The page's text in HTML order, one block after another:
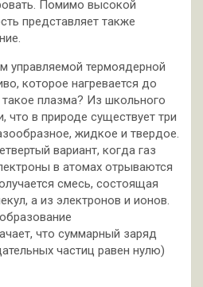
Помимо высокой
представляет также
управляемой термоядерной
которое нагревается до
плазма? Из школьного
что в природе существует три
жидкое и твердое.
вариант, когда газ
в атомах отрываются
смесь, состоящая
а из электронов и ионов.
что суммарный заряд
частиц равен нулю)